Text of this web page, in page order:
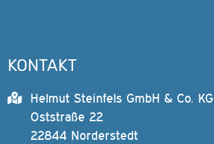
KONTAKT
Helmut Steinfels GmbH & Co. KG
Oststraße 22
22844 Norderstedt